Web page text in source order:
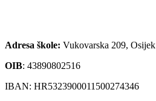
Adresa škole: Vukovarska 209, Osijek
OIB: 43890802516
IBAN: HR5323900011500274346